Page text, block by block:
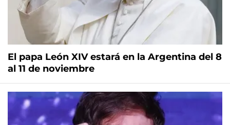
El papa León XIV estará en la Argentina del 8
al 11 de noviembre